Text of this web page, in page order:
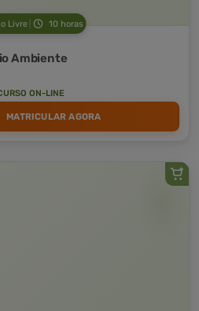
Livre 10 horas
Ambiente
ON-LINE
MATRICULAR AGORA